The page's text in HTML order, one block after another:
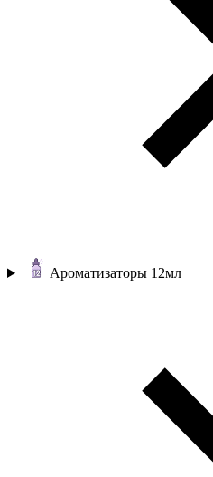
Ароматизаторы 12мл